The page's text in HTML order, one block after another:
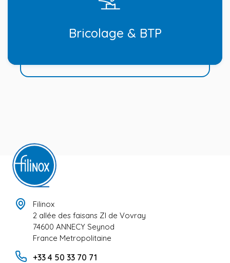
Bricolage & BTP
Filinox
2 allée des faisans ZI de Vovray
74600 ANNECY Seynod
France Metropolitaine
+33 4 50 33 70 71